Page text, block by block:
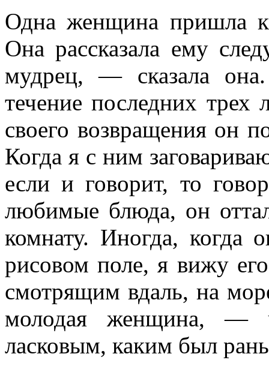
Одна женщина пришла к
Она расска­зала ему
мудрец, — сказала
течение последних
своего возвращения он
Когда я с ним
если и говорит, то
любимые блюда, он
комна­ту. Иногда, когда
рисовом поле, я вижу
смотрящим вдаль, на
молодая женщина, —
ласковым, каким был